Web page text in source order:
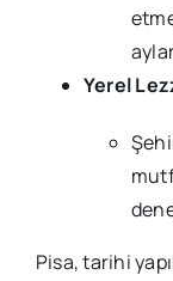
Yerel
Pisa, tarihi